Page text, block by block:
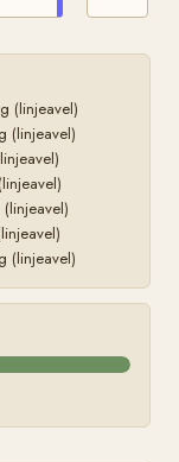
(linjeavel)
(linjeavel)
(linjeavel)